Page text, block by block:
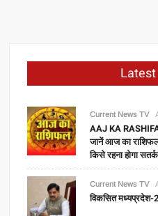
Current News TV
AAJ KA
जानें आज का
किसे रहना होगा सतर्क
Current News TV
विकसित मध्यप्रदेश-